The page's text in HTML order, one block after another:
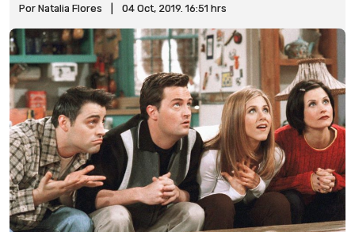
Por Natalia Flores 04 Oct, 2019. 16:51 hrs